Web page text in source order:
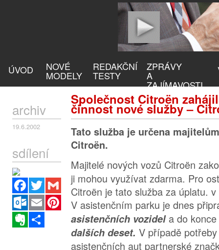
ÚVOD NOVÉ
MODELY
REDAKČNÍ
TESTY
ZPRÁVY
A
ZAJÍMAVOSTI
Společnost Citroën
činnost nové služby –
archiv
19.6.2002
sdílení
Facebook
Twitter
Gmail
Outlook.com
Email
Pinterest
Evernote
Tato služba je určena
Citroën.
Majitelé nových vozů Citroën
ji mohou využívat zdarma. Pro
Citroën je tato služba za úplatu.
V asistenčním parku je dnes
asistenčních vozidel a do
dalších deset. V případě
asistenčních aut partnerské